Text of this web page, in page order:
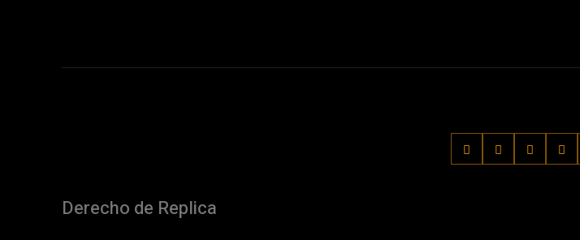
Derecho de Replica